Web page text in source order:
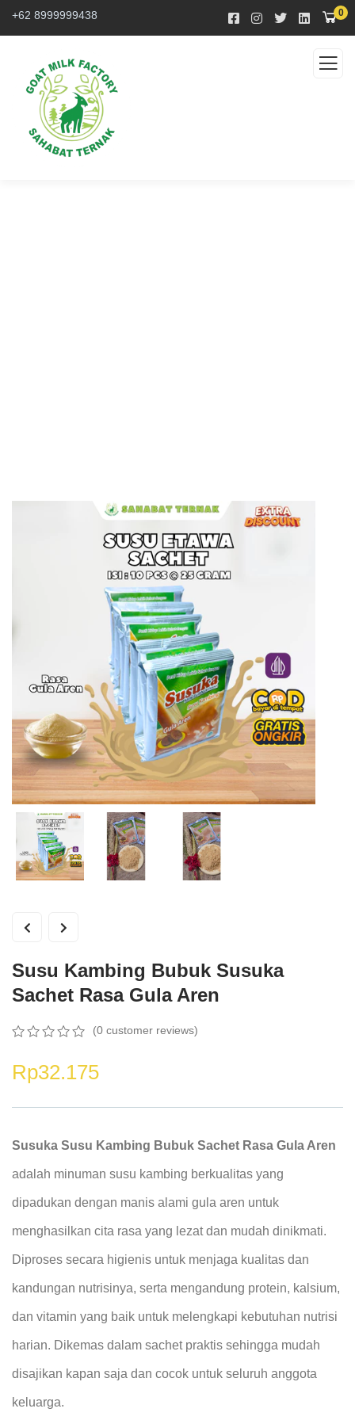
+62 8999999438 0
Susu Kambing Bubuk Susuka
Sachet Rasa Gula Aren
(0 customer reviews)
Rp32.175
Susuka Susu Kambing Bubuk Sachet Rasa Gula Aren
adalah minuman susu kambing berkualitas yang
dipadukan dengan manis alami gula aren untuk
menghasilkan cita rasa yang lezat dan mudah dinikmati.
Diproses secara higienis untuk menjaga kualitas dan
kandungan nutrisinya, serta mengandung protein, kalsium,
dan vitamin yang baik untuk melengkapi kebutuhan nutrisi
harian. Dikemas dalam sachet praktis sehingga mudah
disajikan kapan saja dan cocok untuk seluruh anggota
keluarga.